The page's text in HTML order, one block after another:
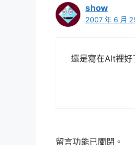
show
2007 年 6 月
還是寫在Alt裡好
留言功能已關閉。